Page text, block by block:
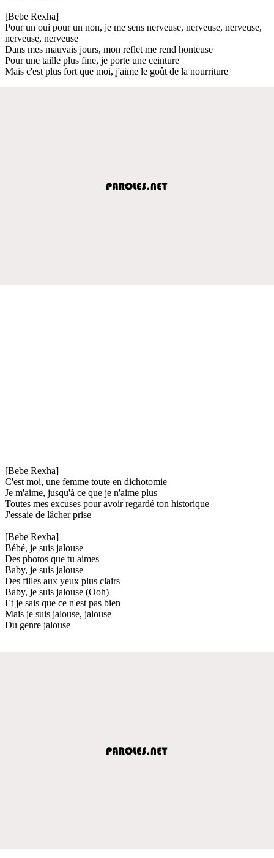
[Bebe Rexha]
Pour un oui pour un non, je me sens nerveuse, nerveuse, nerveuse,
nerveuse, nerveuse
Dans mes mauvais jours, mon reflet me rend honteuse
Pour une taille plus fine, je porte une ceinture
Mais c'est plus fort que moi, j'aime le goût de la nourriture
[Bebe Rexha]
C'est moi, une femme toute en dichotomie
Je m'aime, jusqu'à ce que je n'aime plus
Toutes mes excuses pour avoir regardé ton historique
J'essaie de lâcher prise
[Bebe Rexha]
Bébé, je suis jalouse
Des photos que tu aimes
Baby, je suis jalouse
Des filles aux yeux plus clairs
Baby, je suis jalouse (Ooh)
Et je sais que ce n'est pas bien
Mais je suis jalouse, jalouse
Du genre jalouse